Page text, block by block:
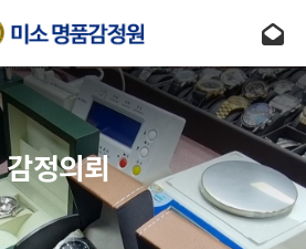
감정의뢰